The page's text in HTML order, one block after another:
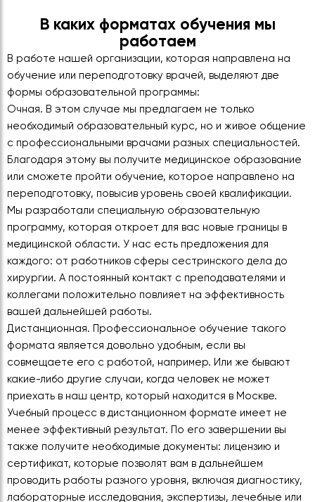
В каких форматах обучения мы
работаем
В работе нашей организации, которая направлена на
обучение или переподготовку врачей, выделяют две
формы образовательной программы:
Очная. В этом случае мы предлагаем не только
необходимый образовательный курс, но и живое общение
с профессиональными врачами разных специальностей.
Благодаря этому вы получите медицинское образование
или сможете пройти обучение, которое направлено на
переподготовку, повысив уровень своей квалификации.
Мы разработали специальную образовательную
программу, которая откроет для вас новые границы в
медицинской области. У нас есть предложения для
каждого: от работников сферы сестринского дела до
хирургии. А постоянный контакт с преподавателями и
коллегами положительно повлияет на эффективность
вашей дальнейшей работы.
Дистанционная. Профессиональное обучение такого
формата является довольно удобным, если вы
совмещаете его с работой, например. Или же бывают
какие-либо другие случаи, когда человек не может
приехать в наш центр, который находится в Москве.
Учебный процесс в дистанционном формате имеет не
менее эффективный результат. По его завершении вы
также получите необходимые документы: лицензию и
сертификат, которые позволят вам в дальнейшем
проводить работы разного уровня, включая диагностику,
лабораторные исследования, экспертизы, лечебные или